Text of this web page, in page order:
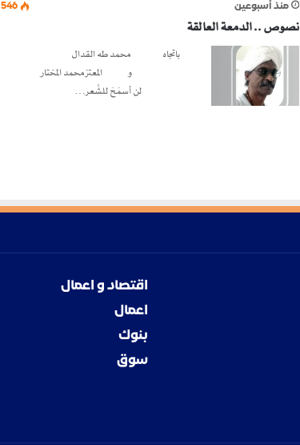
منذ أسبوعين 546
نصوص .. الدمعة العالقة
باتجاه محمد طه القدال
و المعتز محمد المختار
لن أسمَحَ للشِّعر…
اقتصاد و اعمال
اعمال
بنوك
سوق